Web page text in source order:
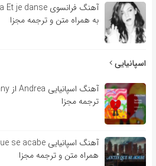
به همراه متن و ترجمه مجزا
اسپانیایی
ترجمه مجزا
همراه متن و ترجمه مجزا